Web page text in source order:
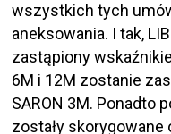
wszystkich tych
aneksowania. I tak,
zastąpiony
6M i 12M zostanie
SARON 3M. Ponadto
zostały skorygowane